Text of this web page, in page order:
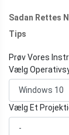
Sadan Rettes
Tips
Prøv Vores
Vælg
Vælg Et